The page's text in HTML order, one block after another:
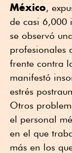
México,
de casi 6,000
se observó
profesionales
frente contra
manifestó
estrés
Otros
el personal
en el que
más en los